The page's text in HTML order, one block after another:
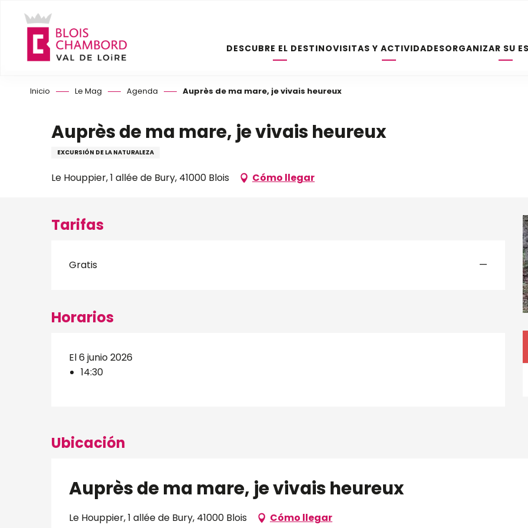
contenu
principal
DESCUBRE EL DESTINOVISITAS Y ACTIVIDADESORGANIZAR SU
Inicio Le Mag Agenda Auprès de ma mare, je vivais heureux
Auprès de ma mare, je vivais heureux
EXCURSIÓN DE LA NATURALEZA
Le Houppier, 1 allée de Bury, 41000 Blois Cómo llegar
Tarifas
Gratis —
Horarios
El 6 junio 2026
14:30
Ubicación
Auprès de ma mare, je vivais heureux
Le Houppier, 1 allée de Bury, 41000 Blois Cómo llegar